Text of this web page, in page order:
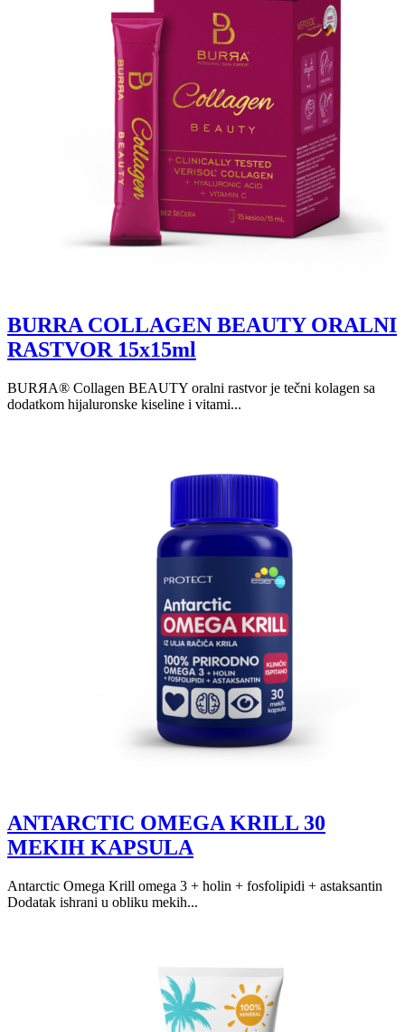
BURRA COLLAGEN BEAUTY ORALNI
RASTVOR 15x15ml
BURЯA® Collagen BEAUTY oralni rastvor je tečni kolagen sa
dodatkom hijaluronske kiseline i vitami...
ANTARCTIC OMEGA KRILL 30
MEKIH KAPSULA
Antarctic Omega Krill omega 3 + holin + fosfolipidi + astaksantin
Dodatak ishrani u obliku mekih...